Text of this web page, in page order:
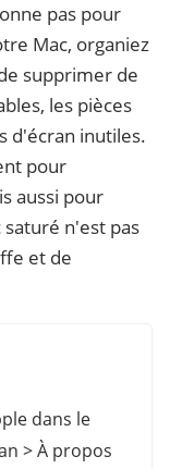
pas pour
Mac, organiez
supprimer de
les pièces
d'écran inutiles.
pour
aussi pour
n'est pas
et de
dans le
> À propos